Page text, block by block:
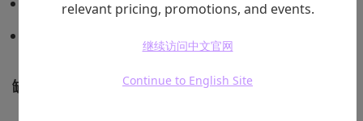
relevant pricing, promotions, and events.
继续访问中文官网
Continue to English Site
缺点